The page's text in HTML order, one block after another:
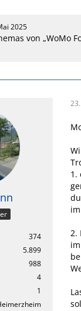
2025
von „WoMo
374
5.899
988
4
1
1.
2.